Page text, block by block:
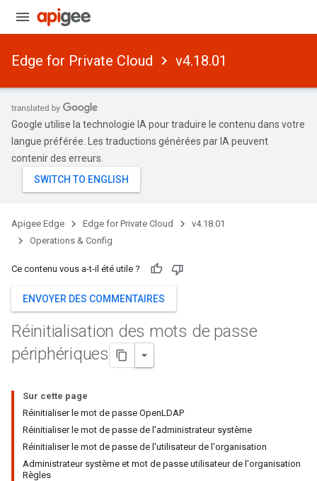
Edge for Private Cloud v4.18.01
Google utilise la technologie IA pour traduire le contenu dans votre
langue préférée. Les traductions générées par IA peuvent
contenir des erreurs.
Apigee Edge Edge for Private Cloud
v4.18.01
Operations & Config
Ce contenu vous a-t-il été utile ?
ENVOYER DES COMMENTAIRES
Réinitialisation des mots de passe
périphériques
Sur cette page
Réinitialiser le mot de passe OpenLDAP
Réinitialiser le mot de passe de l'administrateur système
Réinitialiser le mot de passe de l'utilisateur de l'organisation
Administrateur système et mot de passe utilisateur de l'organisation
Règles